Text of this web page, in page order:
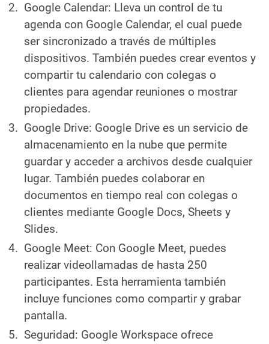
Google Calendar: Lleva un control de tu
agenda con Google Calendar, el cual puede
ser sincronizado a través de múltiples
dispositivos. También puedes crear eventos y
compartir tu calendario con colegas o
clientes para agendar reuniones o mostrar
propiedades.
Google Drive: Google Drive es un servicio de
almacenamiento en la nube que permite
guardar y acceder a archivos desde cualquier
lugar. También puedes colaborar en
documentos en tiempo real con colegas o
clientes mediante Google Docs, Sheets y
Slides.
Google Meet: Con Google Meet, puedes
realizar videollamadas de hasta 250
participantes. Esta herramienta también
incluye funciones como compartir y grabar
pantalla.
Seguridad: Google Workspace ofrece